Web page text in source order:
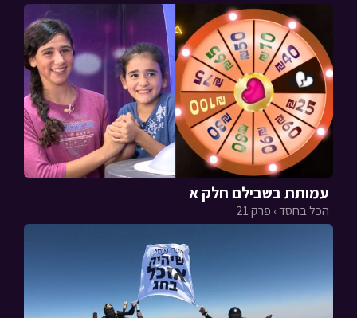
עמותת בשבילם חלק א
הכל בחסד › פרק 21